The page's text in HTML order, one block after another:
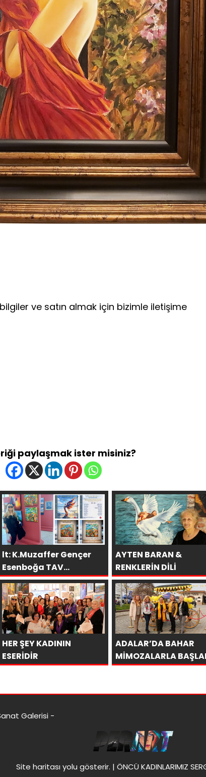
ve satın almak için bizimle iletişime
paylaşmak ister misiniz?
lt: K.Muzaffer Gençer
Esenboğa TAV
Galeri’de SAKÜDER İle
AYTEN BARAN &
RENKLERİN DİLİ
HER ŞEY KADININ
ESERİDİR
ADALAR’DA BAHAR
MİMOZALARLA
Galerisi -
Site haritası yolu gösterir. | ÖNCÜ KADINLARIMIZ